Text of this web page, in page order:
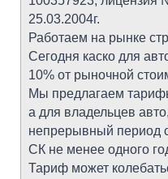
25.03.2004г.
Работаем на рынке
Сегодня каско для
10% от рыночной
Мы предлагаем
а для владельцев
непрерывный период
СК не менее одного
Тариф может